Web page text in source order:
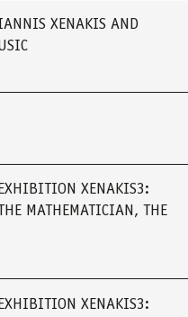
XENAKIS AND
XENAKIS3:
MATHEMATICIAN, THE
XENAKIS3: